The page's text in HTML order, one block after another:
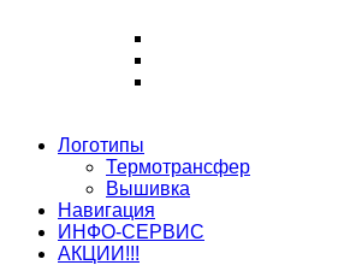
Логотипы
Термотрансфер
Вышивка
Навигация
ИНФО-СЕРВИС
АКЦИИ!!!